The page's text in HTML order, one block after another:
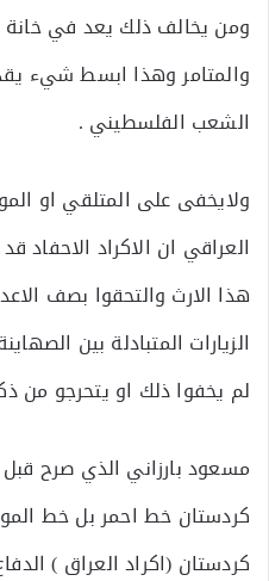
ومن يخالف ذلك يعد في
والمتامر وهذا ابسط شيء
الشعب الفلسطيني .
ولايخفى على المتلقي او
العراقي ان الاكراد الاحفاد
هذا الارث والتحقوا بصف
الزيارات المتبادلة بين
لم يخفوا ذلك او يتحرجو من
مسعود بارزاني الذي صرح قبل
كردستان خط احمر بل خط
كردستان (اكراد العراق )